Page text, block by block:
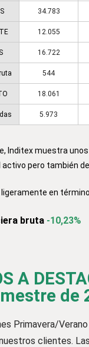
34.783
12.055
16.722
544
18.061
5.973
Inditex muestra
pero también de
ligeramente en
bruta -10,23%
A
de
Primavera/
clientes.